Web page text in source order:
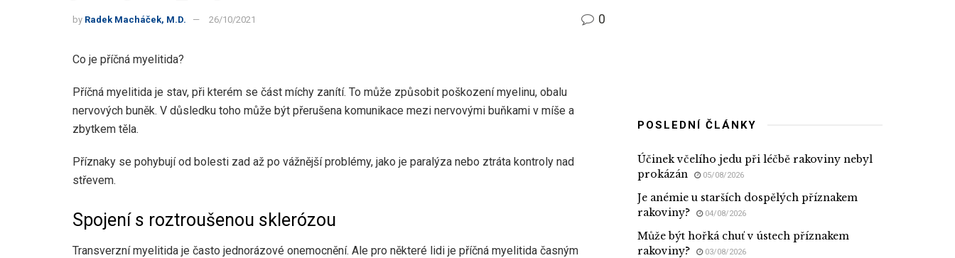
by Radek Macháček, M.D. 26/10/2021 0
Co je příčná myelitida?
Příčná myelitida je stav, při kterém se část míchy zanítí. To může způsobit poškození myelinu, obalu
nervových buněk. V důsledku toho může být přerušena komunikace mezi nervovými buňkami v míše a
zbytkem těla.
Příznaky se pohybují od bolesti zad až po vážnější problémy, jako je paralýza nebo ztráta kontroly nad
střevem.
Spojení s roztroušenou sklerózou
Transverzní myelitida je často jednorázové onemocnění. Ale pro některé lidi je příčná myelitida časným
POSLEDNÍ ČLÁNKY
Účinek včelího jedu při léčbě rakoviny nebyl
prokázán
05/08/2026
Je anémie u starších dospělých příznakem
rakoviny?
04/08/2026
Může být hořká chuť v ústech příznakem
rakoviny?
03/08/2026